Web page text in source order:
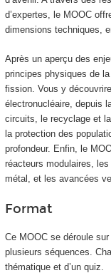
d’expertes, le MOOC
dimensions techniques,
Après un aperçu des
principes physiques de
fission. Vous y
électronucléaire, depuis
circuits, le recyclage et
la protection des
profondeur. Enfin, le
réacteurs modulaires,
métal, et les avancées
Format
Ce MOOCse déroule sur
plusieurs séquences.
thématique et d’un quiz.